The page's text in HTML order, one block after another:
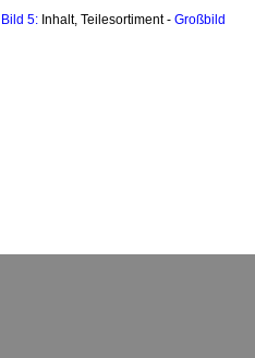
Bild 5: Inhalt, Teilesortiment - Großbild